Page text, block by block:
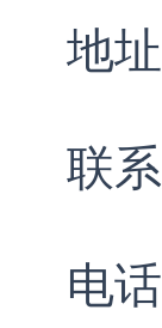
地
联
电